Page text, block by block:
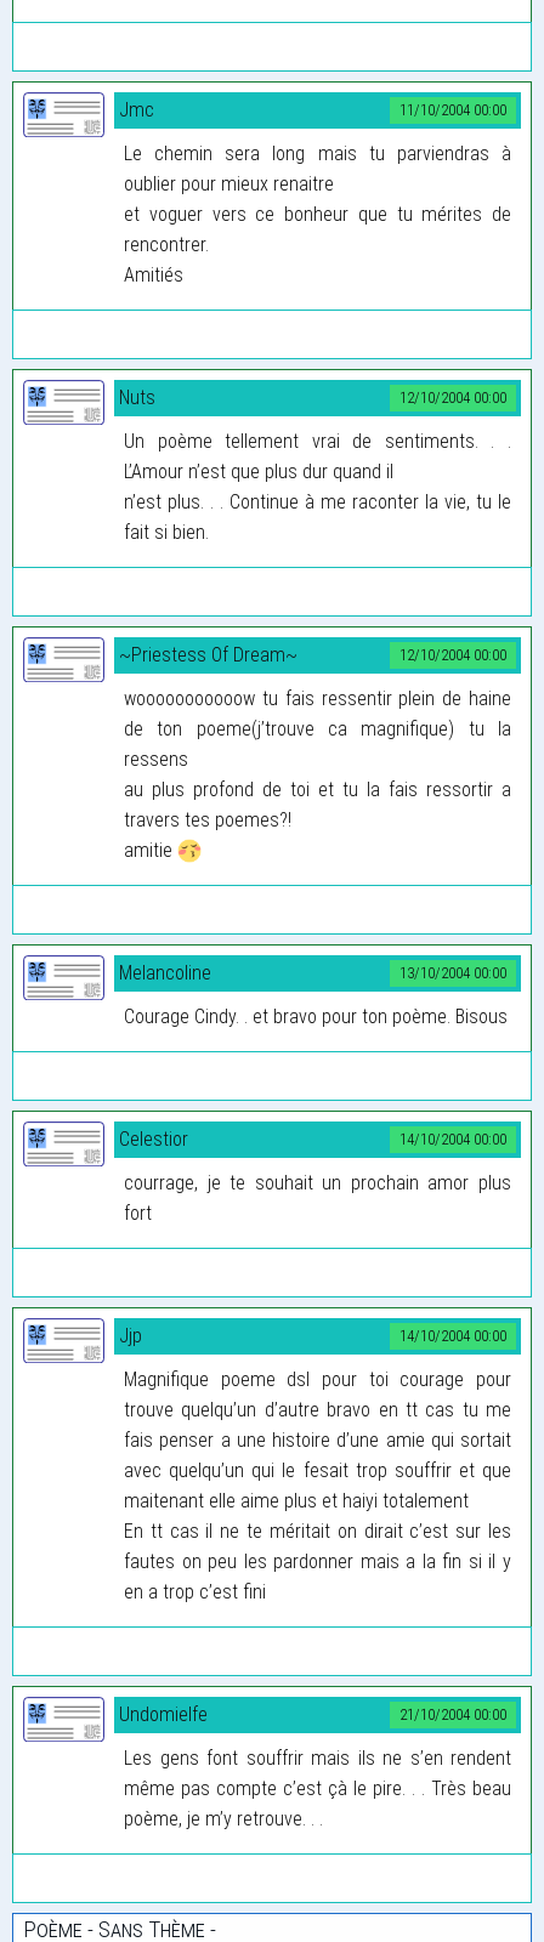
11/10/2004 00:00
Jmc
Le chemin sera long mais tu parviendras à
oublier pour mieux renaitre
et voguer vers ce bonheur que tu mérites de
rencontrer.
Amitiés
12/10/2004 00:00
Nuts
Un poème tellement vrai de sentiments. . .
L’Amour n’est que plus dur quand il
n’est plus. . . Continue à me raconter la vie, tu le
fait si bien.
12/10/2004 00:00
~Priestess Of Dream~
wooooooooooow tu fais ressentir plein de haine
de ton poeme(j’trouve ca magnifique) tu la
ressens
au plus profond de toi et tu la fais ressortir a
travers tes poemes?!
amitie
13/10/2004 00:00
Melancoline
Courage Cindy. . et bravo pour ton poème. Bisous
14/10/2004 00:00
Celestior
courrage, je te souhait un prochain amor plus
fort
14/10/2004 00:00
Jjp
Magnifique poeme dsl pour toi courage pour
trouve quelqu’un d’autre bravo en tt cas tu me
fais penser a une histoire d’une amie qui sortait
avec quelqu’un qui le fesait trop souffrir et que
maitenant elle aime plus et haiyi totalement
En tt cas il ne te méritait on dirait c’est sur les
fautes on peu les pardonner mais a la fin si il y
en a trop c’est fini
21/10/2004 00:00
Undomielfe
Les gens font souffrir mais ils ne s’en rendent
même pas compte c’est çà le pire. . . Très beau
poème, je m’y retrouve. . .
Poème - Sans Thème -